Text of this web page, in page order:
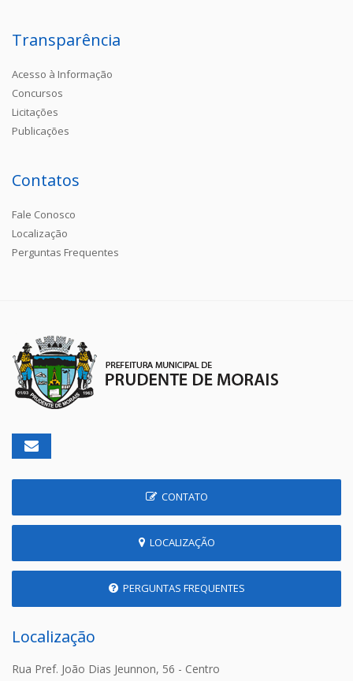
Transparência
Acesso à Informação
Concursos
Licitações
Publicações
Contatos
Fale Conosco
Localização
Perguntas Frequentes
CONTATO
LOCALIZAÇÃO
PERGUNTAS FREQUENTES
Localização
Rua Pref. João Dias Jeunnon, 56 - Centro